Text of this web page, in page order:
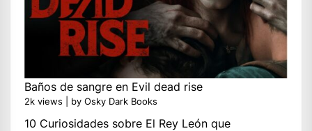
Baños de sangre en Evil dead rise
2k views by Osky Dark Books
10 Curiosidades sobre El Rey León que